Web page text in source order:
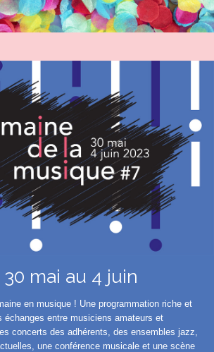
30 mai au 4 juin
en musique ! Une programmation riche et
échanges entre musiciens amateurs et
concerts des adhérents, des ensembles jazz,
une conférence musicale et une scène